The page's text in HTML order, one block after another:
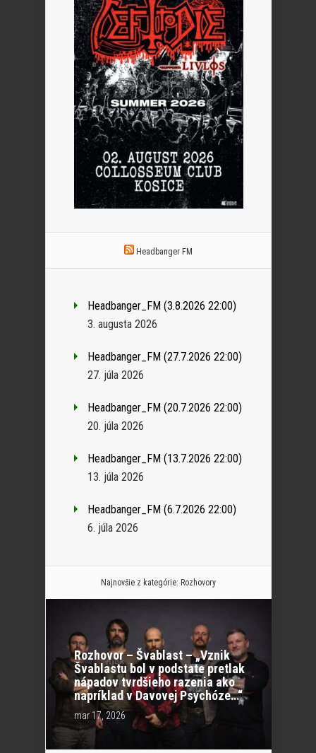
Headbanger FM
Headbanger_FM (3.8.2026 22:00)
3. augusta 2026
Headbanger_FM (27.7.2026 22:00)
27. júla 2026
Headbanger_FM (20.7.2026 22:00)
20. júla 2026
Headbanger_FM (13.7.2026 22:00)
13. júla 2026
Headbanger_FM (6.7.2026 22:00)
6. júla 2026
Najnovšie z kategórie: Rozhovory
Rozhovor – Švablast – „Vznik
Švablastu bol v podstate pretlak
nápadov tvrdšieho razenia ako
napríklad v Davovej Psychóze…“
mar 17, 2026